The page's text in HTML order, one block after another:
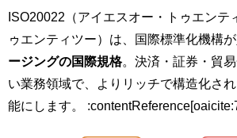
ISO20022（アイエスオー・トゥエンテ
ゥエンティツー）は、国際標準化機構
ージングの国際規格。決済・証券・貿
い業務領域で、よりリッチで構造化さ
能にします。